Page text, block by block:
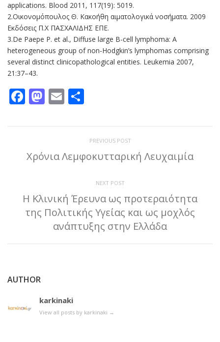
applications. Blood 2011, 117(19): 5019.
2.Οικονομόπουλος Θ. Κακοήθη αιματολογικά νοσήματα. 2009
Εκδόσεις Π.Χ ΠΑΣΧΑΛΙΔΗΣ ΕΠΕ.
3.De Paepe P. et al., Diffuse large B-cell lymphoma: A
heterogeneous group of non-Hodgkin’s lymphomas comprising
several distinct clinicopathological entities. Leukemia 2007,
21:37–43.
Facebook
Mastodon
Email
PREVIOUS POST
Χρόνια Λεμφοκυτταρική Λευχαιμία
NEXT POST
Η Κλινική Έρευνα ως προτεραιότητα
της Πολιτικής Υγείας και ως μοχλός
ανάπτυξης στην Ελλάδα
AUTHOR
karkinaki
View all posts by karkinaki →